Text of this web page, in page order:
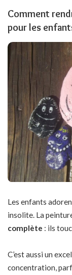
Comment
pour les
Les enfants
insolite. La
complète : ils
C’est aussi un
concentration,